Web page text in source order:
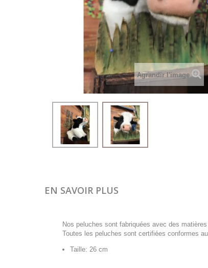
Agrandir l'image
EN SAVOIR PLUS
Nos peluches sont fabriquées avec des
Toutes les peluches sont certifiées conformes
Taille: 26 cm